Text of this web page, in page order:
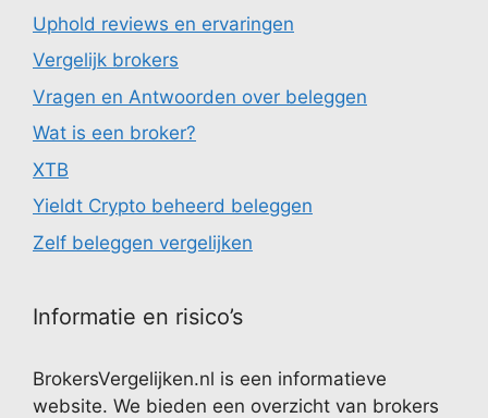
Uphold reviews en ervaringen
Vergelijk brokers
Vragen en Antwoorden over beleggen
Wat is een broker?
XTB
Yieldt Crypto beheerd beleggen
Zelf beleggen vergelijken
Informatie en risico’s
BrokersVergelijken.nl is een informatieve
website. We bieden een overzicht van brokers